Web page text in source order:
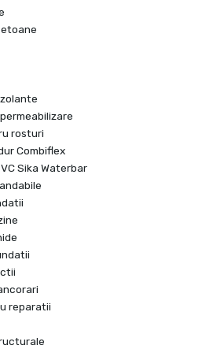
rosturi
Combiflex
Sika Waterbar
reparatii